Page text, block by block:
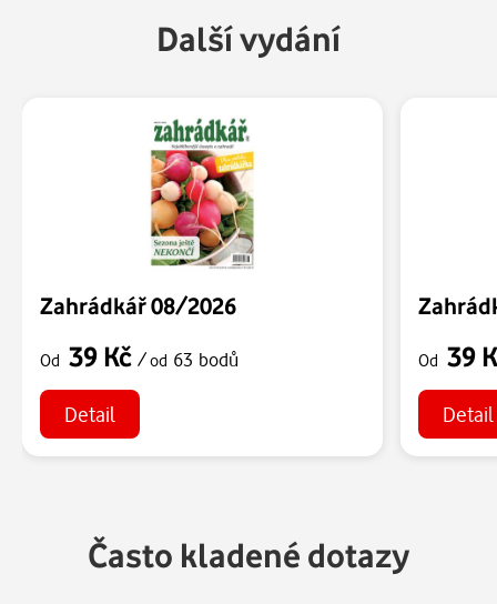
Další vydání
Zahrádkář 08/2026
Od 39 Kč /od 63 bodů
Detail
Od 39
Detail
Často kladené dotazy